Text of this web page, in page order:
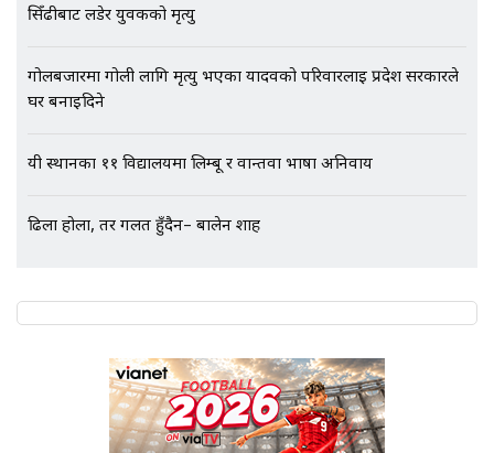
एभरेष्ट अस्पताल फलोअपः CCTV फुटेज
SIDHAKURA |
सिँढीबाट लडेर युवकको मृत्यु
गोलबजारमा गोली लागि मृत्यु भएका यादवको परिवारलाई प्रदेश सरकारले
घर बनाइदिने
यी स्थानका ११ विद्यालयमा लिम्बू र वान्तवा भाषा अनिवार्य
ढिला होला, तर गलत हुँदैन– बालेन शाह